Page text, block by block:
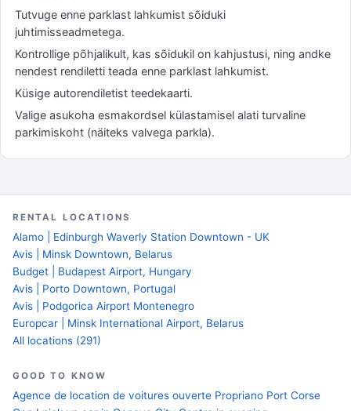
Tutvuge enne parklast lahkumist sõiduki
juhtimisseadmetega.
Kontrollige põhjalikult, kas sõidukil on kahjustusi, ning andke
nendest rendiletti teada enne parklast lahkumist.
Küsige autorendiletist teedekaarti.
Valige asukoha esmakordsel külastamisel alati turvaline
parkimiskoht (näiteks valvega parkla).
RENTAL LOCATIONS
Alamo | Edinburgh Waverly Station Downtown - UK
Avis | Minsk Downtown, Belarus
Budget | Budapest Airport, Hungary
Avis | Porto Downtown, Portugal
Avis | Podgorica Airport Montenegro
Europcar | Minsk International Airport, Belarus
All locations (291)
GOOD TO KNOW
Agence de location de voitures ouverte Propriano Port Corse